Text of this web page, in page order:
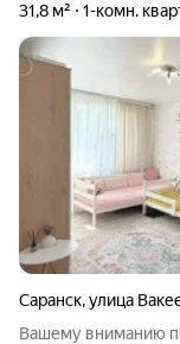
31,8 м² 1-комн.
Саранск,улица
Вашему вниманию